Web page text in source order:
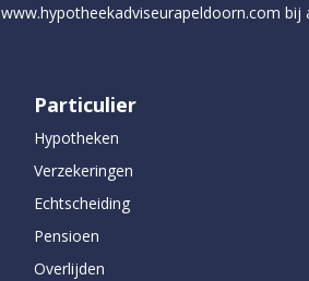
www.hypotheekadviseurapeldoorn.com bij
Particulier
Hypotheken
Verzekeringen
Echtscheiding
Pensioen
Overlijden